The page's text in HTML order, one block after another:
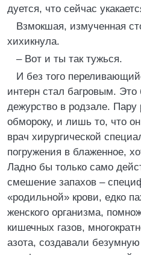
дуется, что сейчас
Взмокшая, измученная
хихикнула.
– Вот и ты так тужься.
И без того
интерн стал багровым. Это
дежурство в родзале.
обмороку, и лишь то, что
врач хирургической
погружения в блаженное,
Ладно бы только само
смешение запахов –
«родильной» крови, едко
женского организма,
кишечных газов,
азота, создавали